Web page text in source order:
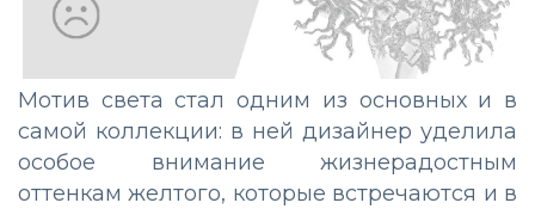
Мотив света стал одним из основных и в
самой коллекции: в ней дизайнер уделила
особое внимание жизнерадостным
оттенкам желтого, которые встречаются и в